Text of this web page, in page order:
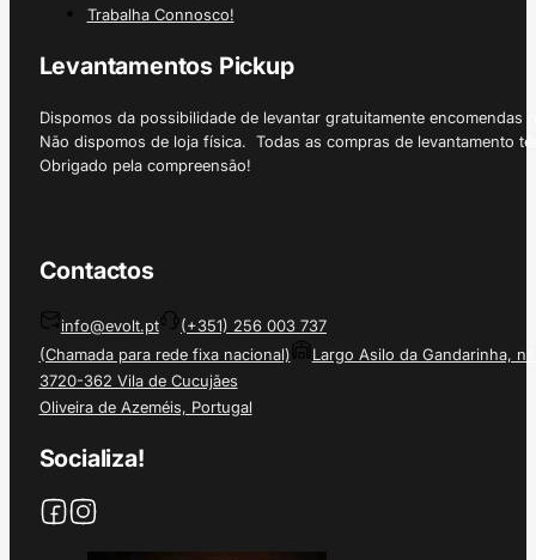
Trabalha Connosco!
Levantamentos Pickup
Dispomos da possibilidade de levantar gratuitamente
Não dispomos de loja física. Todas as compras de levantamento
Obrigado pela compreensão!
Contactos
info@evolt.pt
(+351) 256 003 737
(Chamada para rede fixa nacional)
Largo Asilo da Gandarinha, nº
3720-362 Vila de Cucujães
Oliveira de Azeméis, Portugal
Socializa!